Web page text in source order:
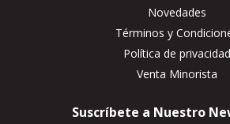
Novedades
Términos y
Política de privacidad
Venta Minorista
Suscríbete a Nuestro